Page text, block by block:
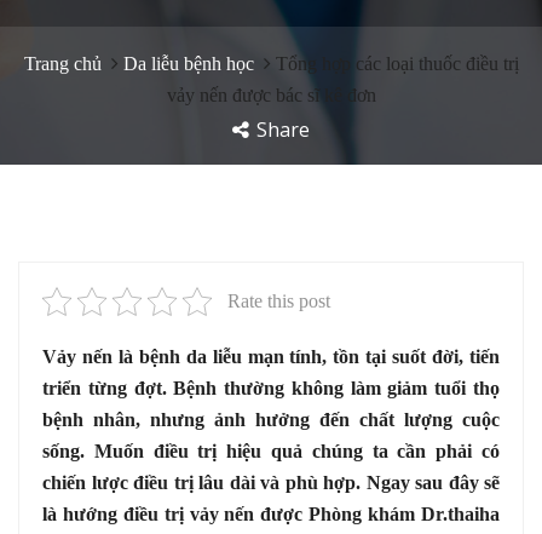
Trang chủ Da liễu bệnh học
Tổng hợp các loại thuốc điều trị
vảy nến được bác sĩ kê đơn
Share
Rate this post
Vảy nến là bệnh da liễu mạn tính, tồn tại suốt đời, tiến
triển từng đợt. Bệnh thường không làm giảm tuổi thọ
bệnh nhân, nhưng ảnh hưởng đến chất lượng cuộc
sống. Muốn điều trị hiệu quả chúng ta cần phải có
chiến lược điều trị lâu dài và phù hợp. Ngay sau đây sẽ
là hướng điều trị vảy nến được Phòng khám Dr.thaiha